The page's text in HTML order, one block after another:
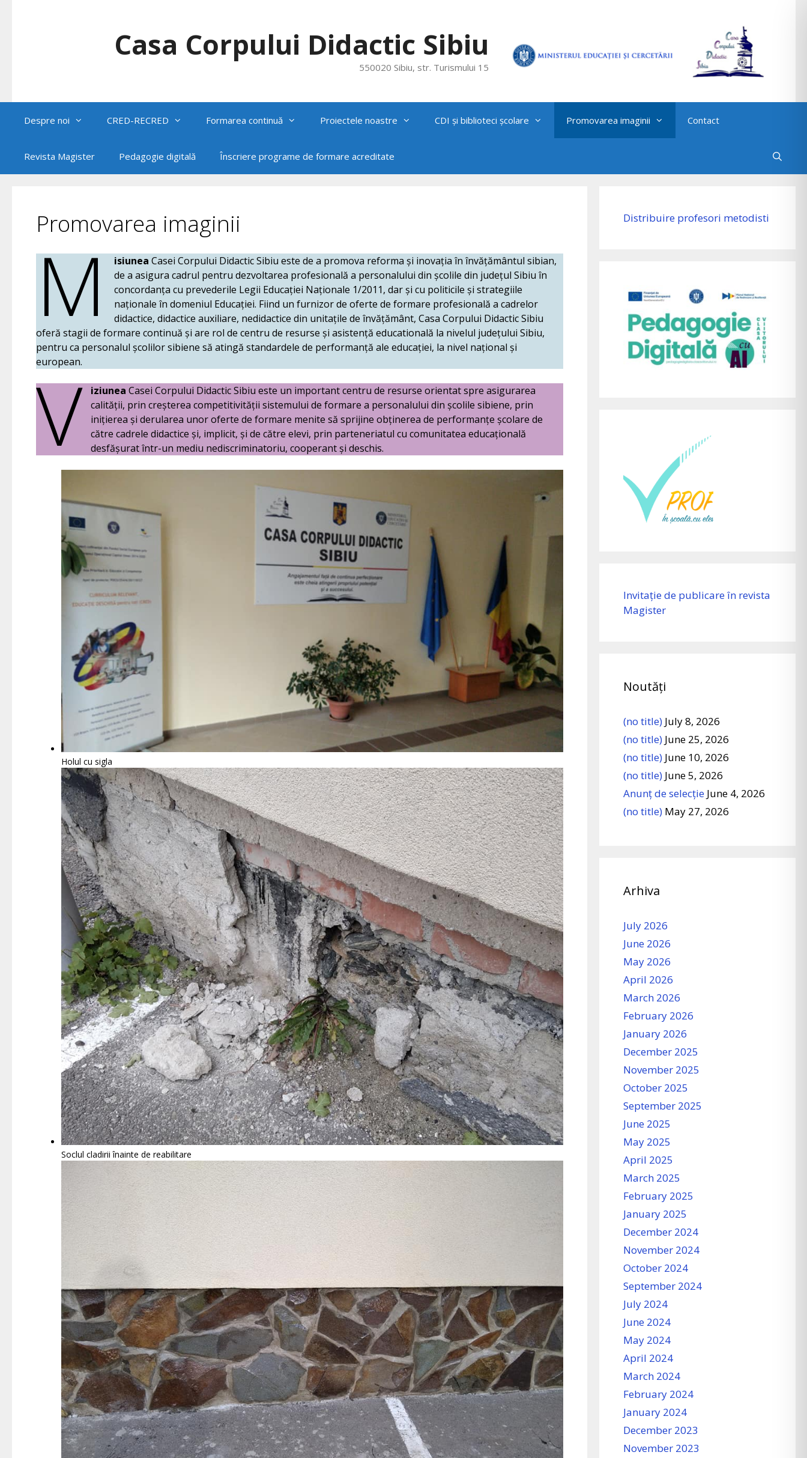
Casa Corpului Didactic Sibiu
550020 Sibiu, str. Turismului 15
Despre noi CRED-RECRED Formarea continuă Proiectele noastre CDI și biblioteci școlare Promovarea imaginii Contact
Revista Magister Pedagogie digitală Înscriere programe de formare acreditate
Promovarea imaginii
M isiunea Casei Corpului Didactic Sibiu este de a promova reforma și inovația în învățământul sibian,
de a asigura cadrul pentru dezvoltarea profesională a personalului din școlile din județul Sibiu în
concordanța cu prevederile Legii Educației Naționale 1/2011, dar și cu politicile și strategiile
naționale în domeniul Educației. Fiind un furnizor de oferte de formare profesională a cadrelor
didactice, didactice auxiliare, nedidactice din unitațile de învățământ, Casa Corpului Didactic Sibiu
oferă stagii de formare continuă și are rol de centru de resurse și asistență educatională la nivelul județului Sibiu,
pentru ca personalul școlilor sibiene să atingă standardele de performanță ale educației, la nivel național și
european.
V iziunea Casei Corpului Didactic Sibiu este un important centru de resurse orientat spre asigurarea
calității, prin creșterea competitivității sistemului de formare a personalului din școlile sibiene, prin
inițierea și derularea unor oferte de formare menite să sprijine obținerea de performanțe școlare de
către cadrele didactice și, implicit, și de către elevi, prin parteneriatul cu comunitatea educațională
desfășurat într-un mediu nediscriminatoriu, cooperant și deschis.
Holul cu sigla
Soclul cladirii înainte de reabilitare
Distribuire profesori metodisti
Invitație de publicare în revista
Magister
Noutăți
(no title) July 8, 2026
(no title) June 25, 2026
(no title) June 10, 2026
(no title) June 5, 2026
Anunț de selecție June 4, 2026
(no title) May 27, 2026
Arhiva
July 2026
June 2026
May 2026
April 2026
March 2026
February 2026
January 2026
December 2025
November 2025
October 2025
September 2025
June 2025
May 2025
April 2025
March 2025
February 2025
January 2025
December 2024
November 2024
October 2024
September 2024
July 2024
June 2024
May 2024
April 2024
March 2024
February 2024
January 2024
December 2023
November 2023